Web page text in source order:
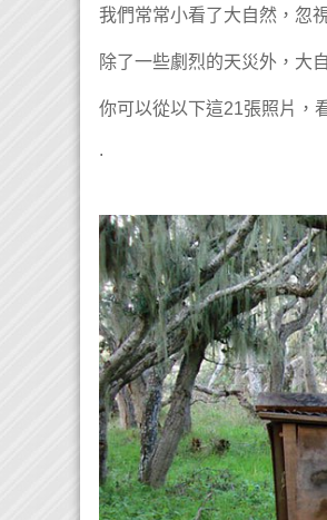
我們常常小看了大自然，忽
除了一些劇烈的天災外，大
你可以從以下這21張照片，
.